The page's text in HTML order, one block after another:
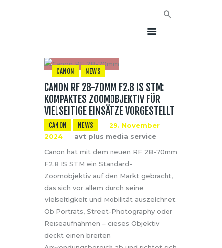
HOME
NEWS
AVT EVENTS
ÜBER AVT
KONTAKT
CANON NEWS
CANON RF 28-70MM F2.8 IS STM:
KOMPAKTES ZOOMOBJEKTIV FÜR
VIELSEITIGE EINSÄTZE VORGESTELLT
CANON NEWS
29. November
2024
avt plus media service
Canon hat mit dem neuen RF 28-70mm
F2.8 IS STM ein Standard-
Zoomobjektiv auf den Markt gebracht,
das sich vor allem durch seine
Vielseitigkeit und Mobilität auszeichnet.
Ob Porträts, Street-Photography oder
Reiseaufnahmen – dieses Objektiv
deckt einen breiten